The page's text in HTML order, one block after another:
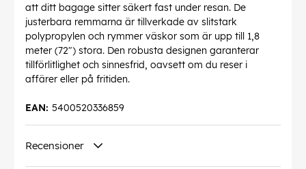
att ditt bagage sitter säkert fast under resan. De
justerbara remmarna är tillverkade av slitstark
polypropylen och rymmer väskor som är upp till 1,8
meter (72") stora. Den robusta designen garanterar
tillförlitlighet och sinnesfrid, oavsett om du reser i
affärer eller på fritiden.
5400520336859
EAN:
Recensioner